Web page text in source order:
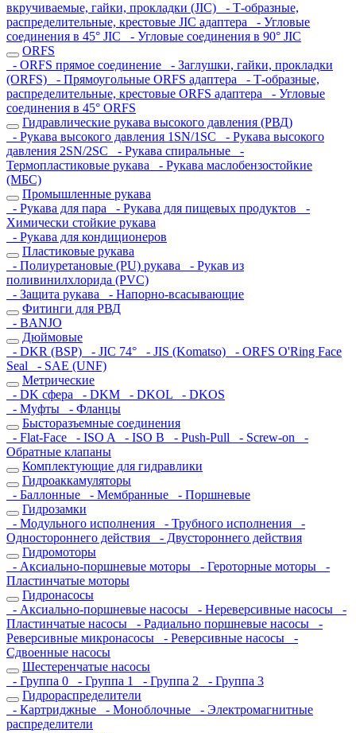
вкручиваемые, гайки, прокладки (JIC)
- Т-образные,
распределительные, крестовые JIC адаптера
- Угловые
соединения в 45° JIC
- Угловые соединения в 90° JIC
ORFS
- ORFS прямое соединение
- Заглушки, гайки, прокладки
(ORFS)
- Прямоугольные ORFS адаптера
- Т-образные,
распределительные, крестовые ORFS адаптера
- Угловые
соединения в 45° ORFS
Гидравлические рукава высокого давления (РВД)
- Рукава высокого давления 1SN/1SC
- Рукава высокого
давления 2SN/2SC
- Рукава спиральные
-
Термопластиковые рукава
- Рукава маслобензостойкие
(МБС)
Промышленные рукава
- Рукава для пара
- Рукава для пищевых продуктов
-
Химически стойкие рукава
- Рукава для кондиционеров
Пластиковые рукава
- Полиуретановые (PU) рукава
- Рукав из
поливинилхлорида (PVC)
- Защита рукава
- Напорно-всасывающие
Фитинги для РВД
- BANJO
Дюймовые
- DKR (BSP)
- JIC 74° - JIS (Komatso)
- ORFS O'Ring Face
Seal
- SAE (UNF)
Метрические
- DK сфера
- DKM - DKOL
- DKOS
- Муфты
- Фланцы
Бысторазъемные соединения
- Flat-Face
- ISO A - ISO B - Push-Pull - Screw-on
-
Обратные клапаны
Комплектующие для гидравлики
Гидроаккамуляторы
- Баллонные
- Мембранные
- Поршневые
Гидрозамки
- Модульного исполнения
- Трубного исполнения
-
Одностороннего действия
- Двустороннего действия
Гидромоторы
- Аксиально-поршневые моторы
- Героторные моторы
-
Пластинчатые моторы
Гидронасосы
- Аксиально-поршневые насосы
- Нереверсивные насосы
-
Пластинчатые насосы
- Радиально поршневые насосы
-
Реверсивные микронасосы
- Реверсивные насосы
-
Сдвоенные насосы
Шестеренчатые насосы
- Группа 0
- Группа 1 - Группа 2
- Группа 3
Гидрораспределители
- Картриджные
- Моноблочные
- Электромагнитные
распределители